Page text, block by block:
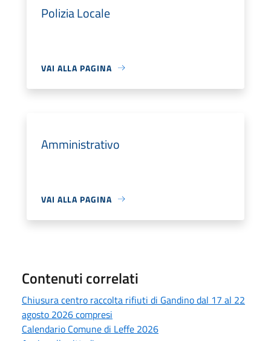
Polizia Locale
VAI ALLA PAGINA
Amministrativo
VAI ALLA PAGINA
Contenuti correlati
Chiusura centro raccolta rifiuti di Gandino dal 17 al 22
agosto 2026 compresi
Calendario Comune di Leffe 2026